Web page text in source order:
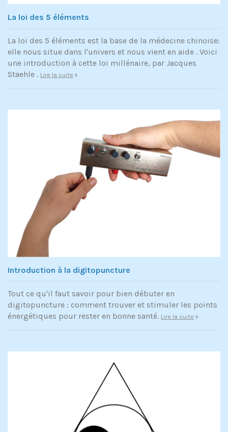
La loi des 5 éléments
La loi des 5 éléments est la base de la médecine chinoise:
elle nous situe dans l'univers et nous vient en aide . Voici
une introduction à cette loi millénaire, par Jacques
Staehle . Lire la suite
Introduction à la digitopuncture
Tout ce qu'il faut savoir pour bien débuter en
digitopuncture : comment trouver et stimuler les points
énergétiques pour rester en bonne santé. Lire la suite